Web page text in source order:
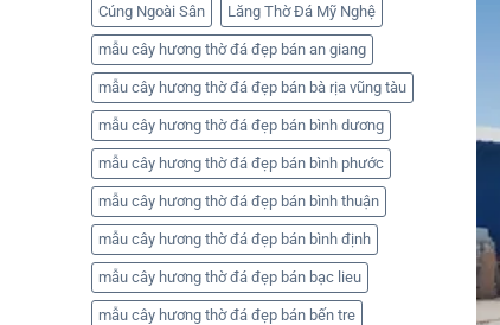
Cúng Ngoài Sân Lăng Thờ Đá Mỹ Nghệ
mẫu cây hương thờ đá đẹp bán an giang
mẫu cây hương thờ đá đẹp bán bà rịa vũng tàu
mẫu cây hương thờ đá đẹp bán bình dương
mẫu cây hương thờ đá đẹp bán bình phước
mẫu cây hương thờ đá đẹp bán bình thuận
mẫu cây hương thờ đá đẹp bán bình định
mẫu cây hương thờ đá đẹp bán bạc lieu
mẫu cây hương thờ đá đẹp bán bến tre